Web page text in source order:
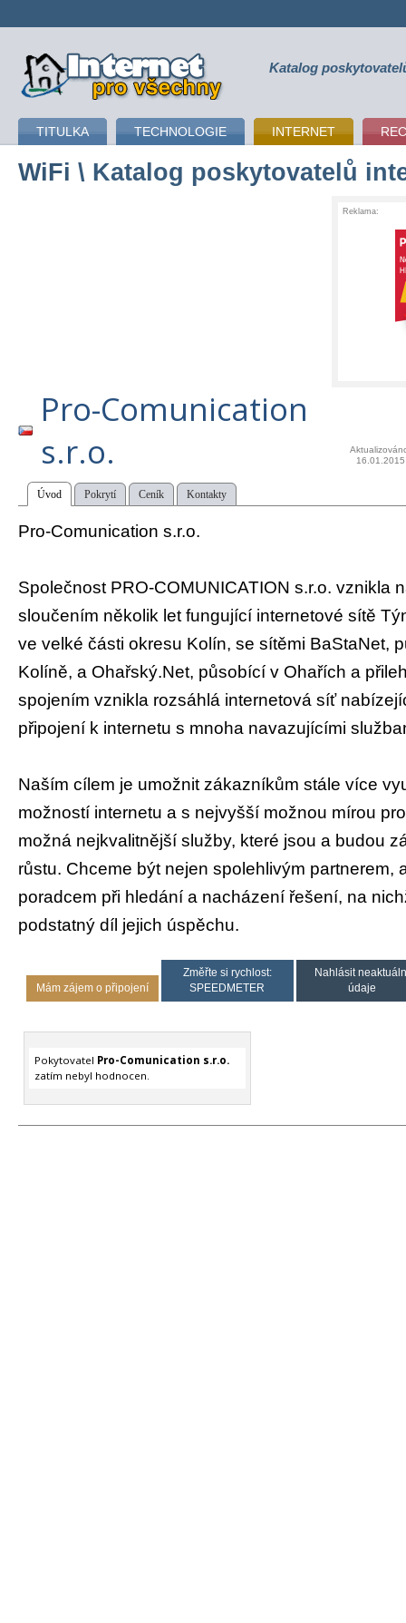
připojení k internetu Katalog
TITULKA TECHNOLOGIE INTERNET
WiFi \ Katalog poskytovatelů
Reklama:
Pro-Comunication
s.r.o.
16.01.2015
Úvod Pokrytí Ceník Kontakty
Pro-Comunication s.r.o.
Společnost PRO-COMUNICATION s.r.o. vznikla
sloučením několik let fungující internetové sítě
ve velké části okresu Kolín, se sítěmi BaStaNet,
Kolíně, a Ohařský.Net, působící v Ohařích a
spojením vznikla rozsáhlá internetová síť
připojení k internetu s mnoha navazujícími
Naším cílem je umožnit zákazníkům stále více
možností internetu a s nejvyšší možnou mírou
možná nejkvalitnější služby, které jsou a budou
růstu. Chceme být nejen spolehlivým partnerem,
poradcem při hledání a nacházení řešení, na
podstatný díl jejich úspěchu.
Mám zájem o připojení
Změřte si rychlost:
SPEEDMETER
Nahlásit
údaje
Pokytovatel Pro-Comunication s.r.o.
zatím nebyl hodnocen.